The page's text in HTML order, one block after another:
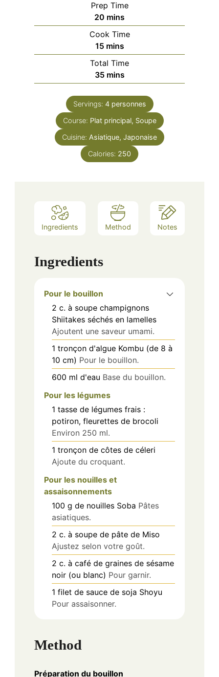
Prep Time
20 minutes
mins
Cook Time
15minutes
mins
Total Time
35minutes
mins
Servings: 4 personnes
Course: Plat principal, Soupe
Cuisine: Asiatique, Japonaise
Calories: 250
Ingredients Method Notes
Ingredients
Pour le bouillon
2 c. à soupe champignons
Shiitakes séchés en lamelles
Ajoutent une saveur umami.
1 tronçon d'algue Kombu (de 8 à
10 cm) Pour le bouillon.
600 ml d'eau Base du bouillon.
Pour les légumes
1 tasse de légumes frais :
potiron, fleurettes de brocoli
Environ 250 ml.
1 tronçon de côtes de céleri
Ajoute du croquant.
Pour les nouilles et
assaisonnements
100 g de nouilles Soba Pâtes
asiatiques.
2 c. à soupe de pâte de Miso
Ajustez selon votre goût.
2 c. à café de graines de sésame
noir (ou blanc) Pour garnir.
1 filet de sauce de soja Shoyu
Pour assaisonner.
Method
Préparation du bouillon